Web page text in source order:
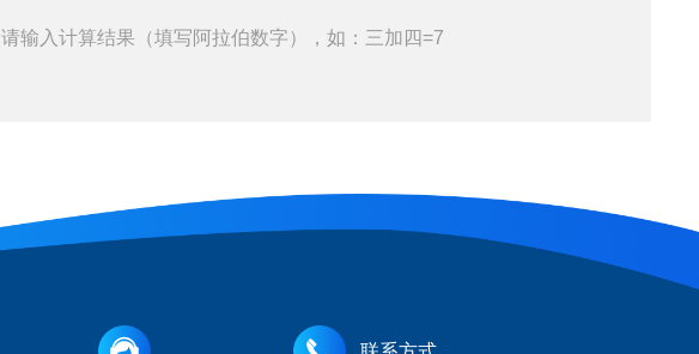
请输入计算结果（填写阿拉伯数字），如：三加四=7